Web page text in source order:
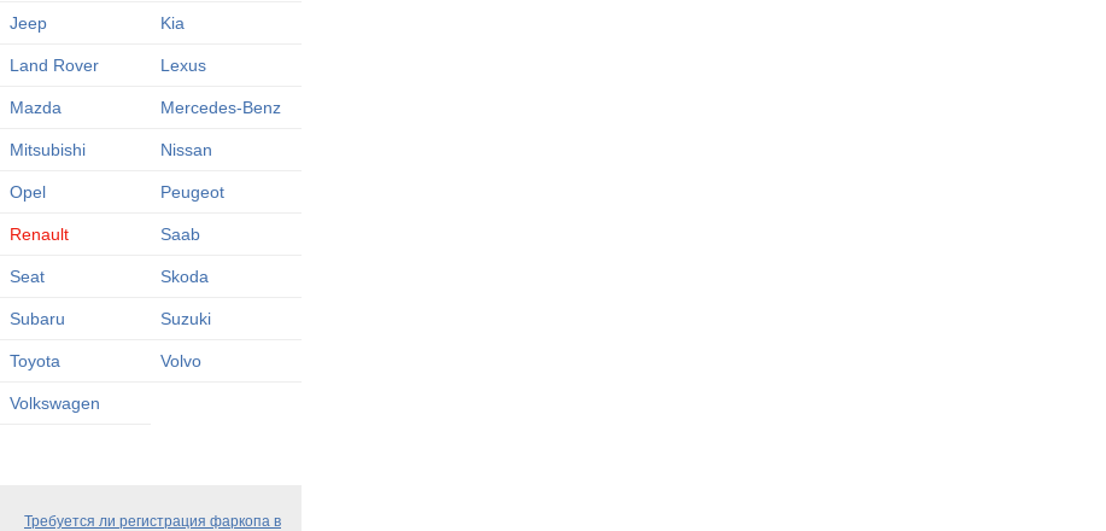
Jeep Kia
Land Rover Lexus
Mazda Mercedes-Benz
Mitsubishi Nissan
Opel Peugeot
Renault Saab
Seat Skoda
Subaru Suzuki
Toyota Volvo
Volkswagen
Требуется ли регистрация фаркопа в